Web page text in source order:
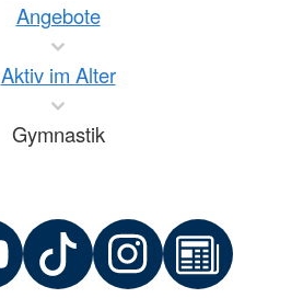
Angebote
Aktiv im Alter
Gymnastik